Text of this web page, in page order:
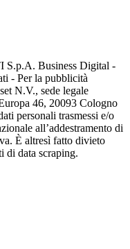
S.p.A. Business Digital -
- Per la pubblicità
N.V., sede legale
46, 20093 Cologno
personali trasmessi e/o
all’addestramento di
È altresì fatto divieto
di data scraping.